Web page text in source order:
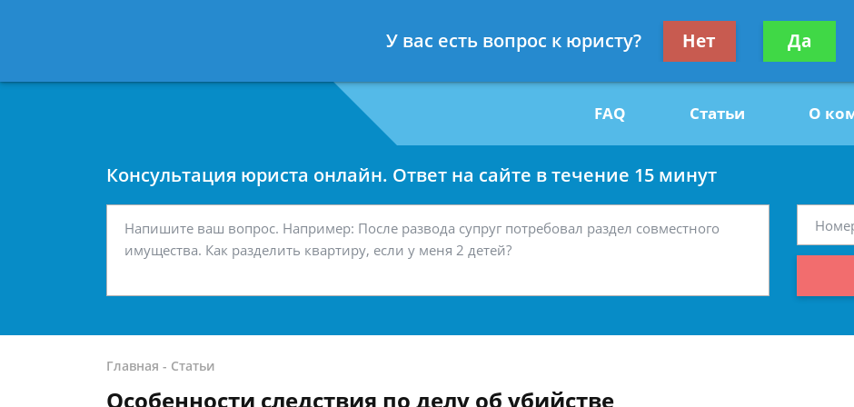
7 812 467-34-29
Получите консультацию
бесплатно
FAQ Статьи О
Консультация юриста онлайн. Ответ на сайте в течение 15 минут
Главная - Статьи
Особенности следствия по делу об убийстве
У вас есть вопрос к юристу? Нет Да